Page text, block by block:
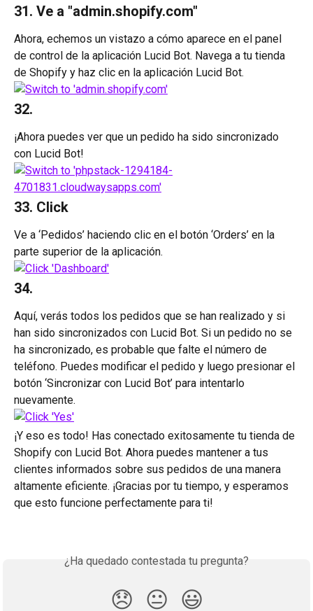
31. Ve a "admin.shopify.com"
Ahora, echemos un vistazo a cómo aparece en el panel
de control de la aplicación Lucid Bot. Navega a tu tienda
de Shopify y haz clic en la aplicación Lucid Bot.
32.
¡Ahora puedes ver que un pedido ha sido sincronizado
con Lucid Bot!
33. Click
Ve a ‘Pedidos’ haciendo clic en el botón ‘Orders’ en la
parte superior de la aplicación.
34.
Aquí, verás todos los pedidos que se han realizado y si
han sido sincronizados con Lucid Bot. Si un pedido no se
ha sincronizado, es probable que falte el número de
teléfono. Puedes modificar el pedido y luego presionar el
botón ‘Sincronizar con Lucid Bot’ para intentarlo
nuevamente.
¡Y eso es todo! Has conectado exitosamente tu tienda de
Shopify con Lucid Bot. Ahora puedes mantener a tus
clientes informados sobre sus pedidos de una manera
altamente eficiente. ¡Gracias por tu tiempo, y esperamos
que esto funcione perfectamente para ti!
¿Ha quedado contestada tu pregunta?
😞 😐 😃